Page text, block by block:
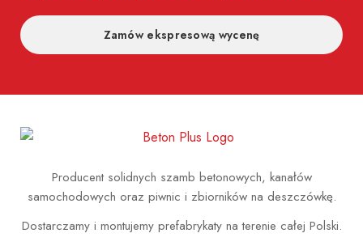
Zamów ekspresową wycenę
Producent solidnych szamb betonowych, kanałów
samochodowych oraz piwnic i zbiorników na deszczówkę.
Dostarczamy i montujemy prefabrykaty na terenie całej Polski.